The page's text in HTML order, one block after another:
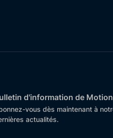
d'information de
vous dès maintenant à
actualités.